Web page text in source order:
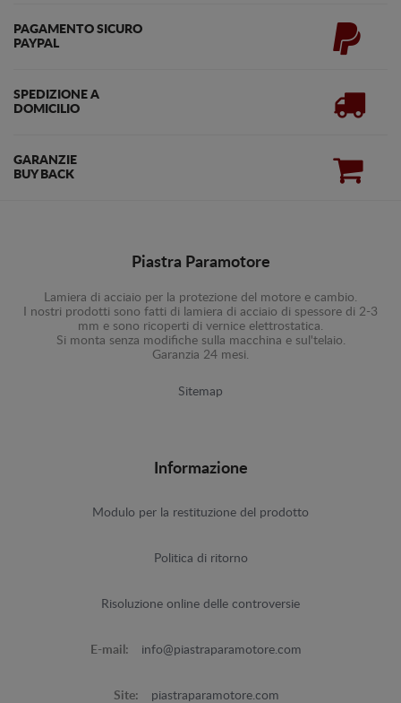
PAGAMENTO SICURO
PAYPAL
SPEDIZIONE A
DOMICILIO
GARANZIE
BUY BACK
Piastra Paramotore
Lamiera di acciaio per la protezione del motore e cambio.
I nostri prodotti sono fatti di lamiera di acciaio di spessore di 2-3
mm e sono ricoperti di vernice elettrostatica.
Si monta senza modifiche sulla macchina e sul'telaio.
Garanzia 24 mesi.
Sitemap
Informazione
Modulo per la restituzione del prodotto
Politica di ritorno
Risoluzione online delle controversie
E-mail: info@piastraparamotore.com
Site: piastraparamotore.com